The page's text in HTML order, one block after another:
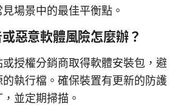
場景中的最佳平衡點。
惡意軟體風險怎麼辦？
或授權分銷商取得軟體安裝包，避
執行檔。確保裝置有更新的防護
並定期掃描。